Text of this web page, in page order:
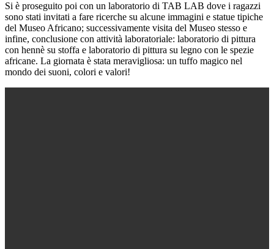
Si è proseguito poi con un laboratorio di TAB LAB dove i ragazzi
sono stati invitati a fare ricerche su alcune immagini e statue tipiche
del Museo Africano; successivamente visita del Museo stesso e
infine, conclusione con attività laboratoriale: laboratorio di pittura
con hennè su stoffa e laboratorio di pittura su legno con le spezie
africane. La giornata è stata meravigliosa: un tuffo magico nel
mondo dei suoni, colori e valori!